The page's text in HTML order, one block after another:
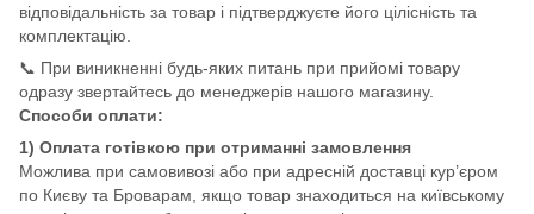
відповідальність за товар і підтверджуєте його цілісність та
комплектацію.
📞 При виникненні будь-яких питань при прийомі товару
одразу звертайтесь до менеджерів нашого магазину.
Способи оплати:
1) Оплата готівкою при отриманні замовлення
Можлива при самовивозі або при адресній доставці кур’єром
по Києву та Броварам, якщо товар знаходиться на київському